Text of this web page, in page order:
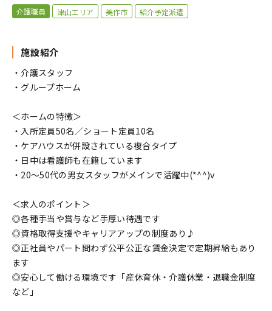
介護職員 津山エリア 美作市 紹介予定派遣
施設紹介
・介護スタッフ
・グループホーム
＜ホームの特徴＞
・入所定員50名／ショート定員10名
・ケアハウスが併設されている複合タイプ
・日中は看護師も在籍しています
・20～50代の男女スタッフがメインで活躍中(*^^)v
＜求人のポイント＞
◎各種手当や賞与など手厚い待遇です
◎資格取得支援やキャリアアップの制度あり♪
◎正社員やパート問わず公平公正な賃金決定で定期昇給もあり
ます
◎安心して働ける環境です「産休育休・介護休業・退職金制度
など」